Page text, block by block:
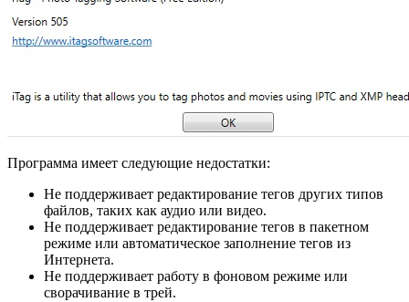
Программа имеет следующие недостатки:
Не поддерживает редактирование тегов других типов
файлов, таких как аудио или видео.
Не поддерживает редактирование тегов в пакетном
режиме или автоматическое заполнение тегов из
Интернета.
Не поддерживает работу в фоновом режиме или
сворачивание в трей.